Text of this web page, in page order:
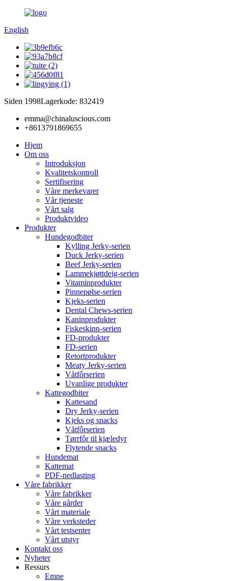
English
Siden 1998Lagerkode: 832419
emma@chinaluscious.com
+8613791869655
Hjem
Om oss
Introduksjon
Kvalitetskontroll
Sertifisering
Våre merkevarer
Vår tjeneste
Vårt salg
Produktvideo
Produkter
Hundegodbiter
Kylling Jerky-serien
Duck Jerky-serien
Beef Jerky-serien
Lammekjøttdeig-serien
Vitaminprodukter
Pinnepølse-serien
Kjeks-serien
Dental Chews-serien
Kaninprodukter
Fiskeskinn-serien
FD-produkter
FD-serien
Retortprodukter
Meaty Jerky-serien
Våtfôrserien
Uvanlige produkter
Kattegodbiter
Kattesand
Dry Jerky-serien
Kjeks og snacks
Våtfôrserien
Tørrfôr til kjæledyr
Flytende snacks
Hundemat
Kattemat
PDF-nedlasting
Våre fabrikker
Våre fabrikker
Våre gårder
Vårt materiale
Våre verksteder
Vårt testsenter
Vårt utstyr
Kontakt oss
Nyheter
Ressurs
Emne